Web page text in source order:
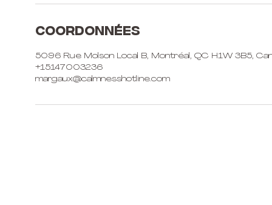
Coordonnées
5096 Rue Molson Local B, Montréal, QC H1W 3B5,
+15147003236
margaux@calmnesshotline.com